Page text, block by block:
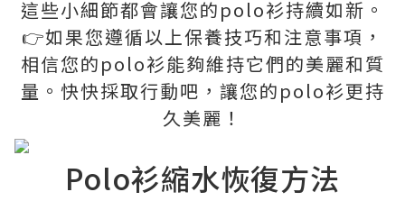
這些小細節都會讓您的polo衫持續如新。
👉如果您遵循以上保養技巧和注意事項，
相信您的polo衫能夠維持它們的美麗和質
量。快快採取行動吧，讓您的polo衫更持
久美麗！
Polo衫縮水恢復方法